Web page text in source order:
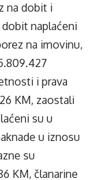
na dobit i
naplaćeni
na imovinu,
i prava
KM, zaostali
su u
u iznosu
su
KM, članarine